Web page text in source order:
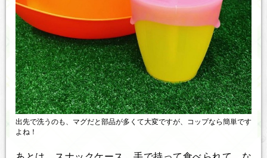
出先で洗うのも、マグだと部品が多くて大変ですが、コップなら簡単です
よね！